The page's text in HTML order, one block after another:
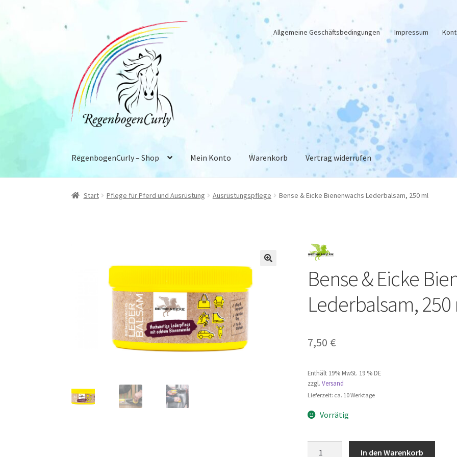
Navigation
springen
springen
Allgemeine Geschäftsbedingungen Impressum
RegenbogenCurly – Shop Mein Konto Warenkorb Vertrag widerrufen
Start Allgemeine Geschäftsbedingungen Datenschutz Impressum Kasse Kontakt Mein Konto RegenbogenCurly
Start Pflege für Pferd und Ausrüstung Ausrüstungspflege Bense & Eicke Bienenwachs Lederbalsam, 250 ml
Bense & Eicke
Lederbalsam,
7,50 €
Enthält 19% MwSt. 19 % DE
zzgl. Versand
Lieferzeit: ca. 10 Werktage
Vorrätig
In den Warenkorb